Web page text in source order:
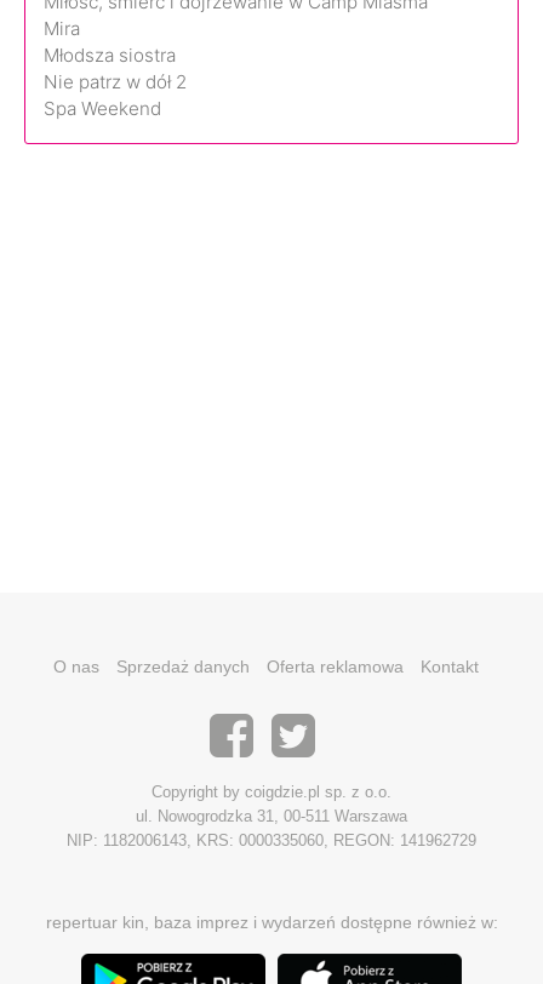
Mira
Młodsza siostra
Nie patrz w dół 2
Spa Weekend
O nas Sprzedaż danych Oferta reklamowa Kontakt
Copyright by coigdzie.pl sp. z o.o.
ul. Nowogrodzka 31, 00-511 Warszawa
NIP: 1182006143, KRS: 0000335060, REGON: 141962729
repertuar kin, baza imprez i wydarzeń dostępne również w: